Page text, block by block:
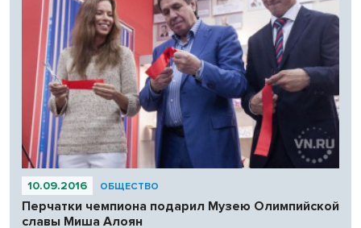
10.09.2016 ОБЩЕСТВО
Перчатки чемпиона подарил Музею Олимпийской
славы Миша Алоян